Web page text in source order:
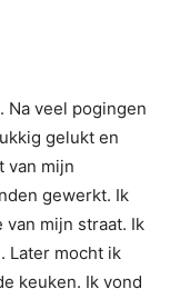
Na veel pogingen
gelukt en
van mijn
gewerkt. Ik
mijn straat. Ik
Later mocht ik
keuken. Ik vond